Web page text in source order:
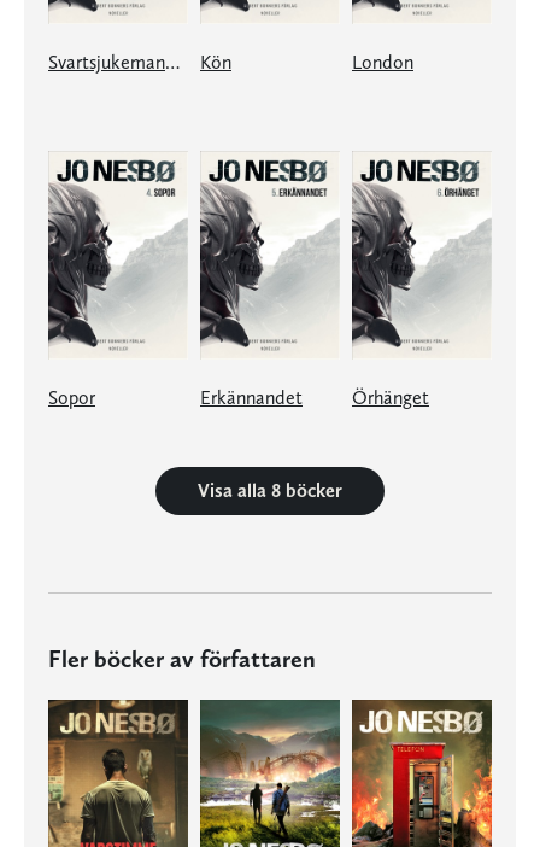
Svartsjukemannen Kön London
Sopor Erkännandet Örhänget
Visa alla 8 böcker
Fler böcker av författaren